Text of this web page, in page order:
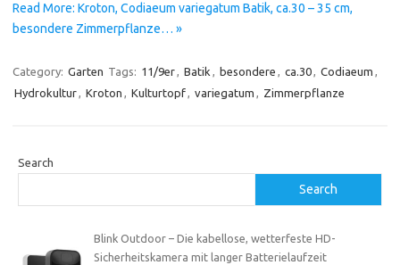
Read More: Kroton, Codiaeum variegatum Batik, ca.30 – 35 cm,
besondere Zimmerpflanze… »
Category: Garten Tags: 11/9er, Batik , besondere , ca.30, Codiaeum ,
Hydrokultur, Kroton , Kulturtopf, variegatum , Zimmerpflanze
Search
Search
Blink Outdoor – Die kabellose, wetterfeste HD-
Sicherheitskamera mit langer Batterielaufzeit